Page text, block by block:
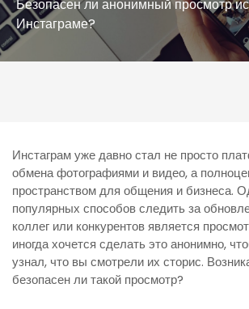
Безопасен ли анонимный просмотр
Инстаграме?
Инстаграм уже давно стал не просто
обмена фотографиями и видео, а
пространством для общения и бизнеса.
популярных способов следить за
коллег или конкурентов является
иногда хочется сделать это анонимно,
узнал, что вы смотрели их сторис.
безопасен ли такой просмотр?